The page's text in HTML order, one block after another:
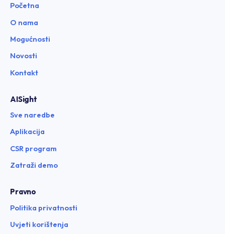
Početna
O nama
Mogućnosti
Novosti
Kontakt
AISight
Sve naredbe
Aplikacija
CSR program
Zatraži demo
Pravno
Politika privatnosti
Uvjeti korištenja